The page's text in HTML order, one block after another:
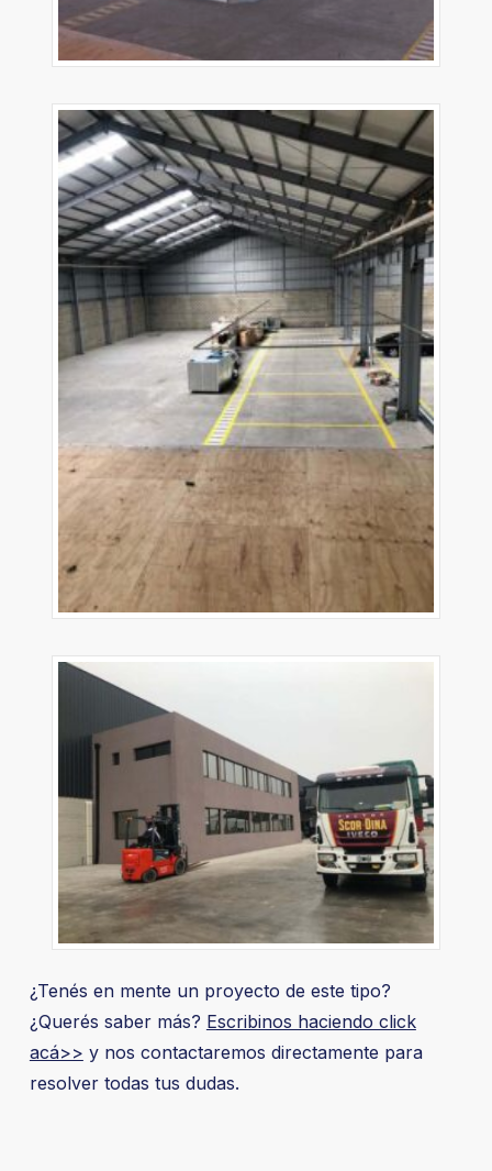
¿Tenés en mente un proyecto de este tipo?
¿Querés saber más? Escribinos haciendo click
acá>> y nos contactaremos directamente para
resolver todas tus dudas.